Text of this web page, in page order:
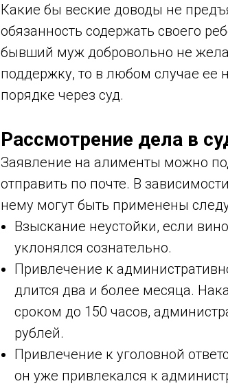
Какие бы веские доводы не
обязанность содержать своего
бывший муж добровольно не
поддержку, то в любом случае ее
порядке через суд.
Рассмотрение дела в
Заявление на алименты можно
отправить по почте. В
нему могут быть применены
Взыскание неустойки, если
уклонялся сознательно.
Привлечение к
длится два и более месяца.
сроком до 150 часов,
рублей.
Привлечение к уголовной
он уже привлекался к